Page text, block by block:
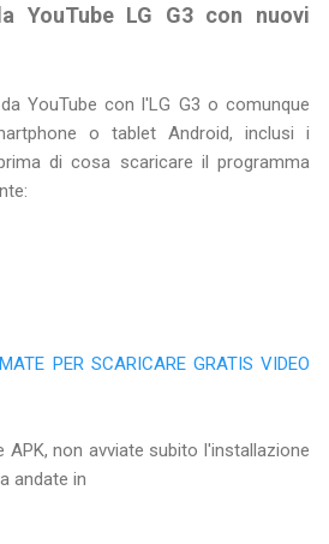
YouTube LG G3 con nuovi
YouTube con l'LG G3 o comunque
o tablet Android, inclusi i
di cosa scaricare il programma
PER SCARICARE GRATIS VIDEO
non avviate subito l'installazione
andate in